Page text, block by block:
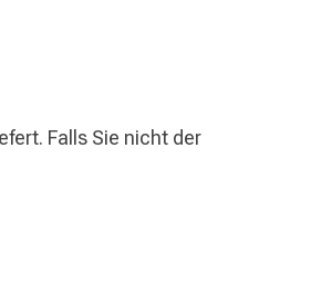
Falls Sie nicht der